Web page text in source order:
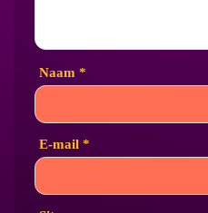
Naam *
E-mail *